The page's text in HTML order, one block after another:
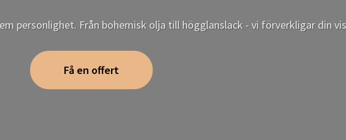
personlighet. Från bohemisk olja till högglanslack - vi förverkligar din
Få en offert